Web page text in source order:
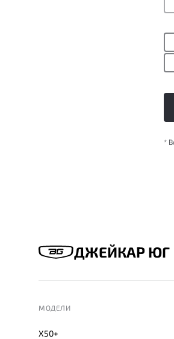
*
ДЖЕЙКАР ЮГ
МОДЕЛИ
X50+